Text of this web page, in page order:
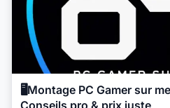
🖥️Montage PC Gamer sur